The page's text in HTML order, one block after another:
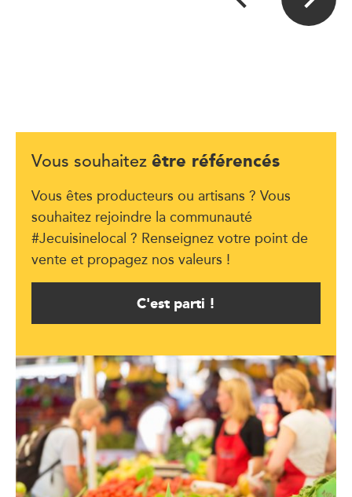
Vous souhaitez être référencés
Vous êtes producteurs ou artisans ? Vous
souhaitez rejoindre la communauté
#Jecuisinelocal ? Renseignez votre point de
vente et propagez nos valeurs !
C'est parti !